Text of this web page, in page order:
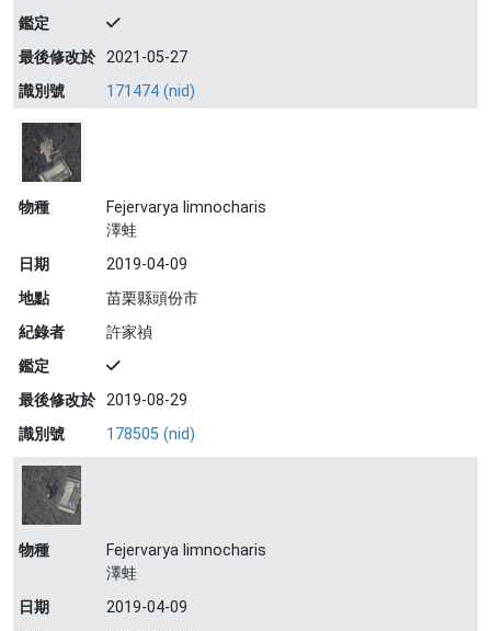
鑑定
最後修改於 2021-05-27
識別號
171474 (nid)
物種
Fejervarya limnocharis
澤蛙
日期
2019-04-09
地點
苗栗縣頭份市
紀錄者
許家禎
鑑定
最後修改於 2019-08-29
識別號
178505 (nid)
物種
Fejervarya limnocharis
澤蛙
日期
2019-04-09